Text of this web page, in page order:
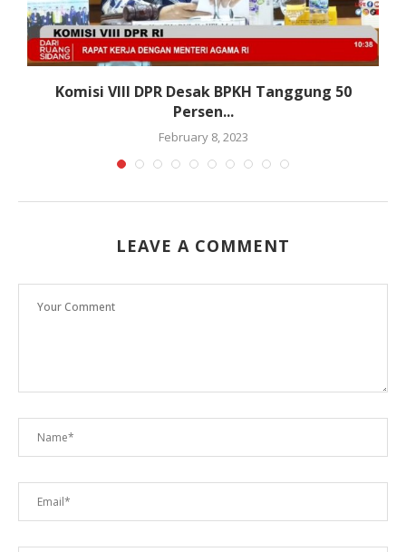
Komisi VIII DPR Desak BPKH Tanggung 50
Persen...
February 8, 2023
LEAVE A COMMENT